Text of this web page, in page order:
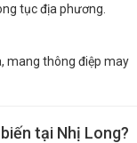
tục địa phương.
mang thông điệp may
tại Nhị Long?